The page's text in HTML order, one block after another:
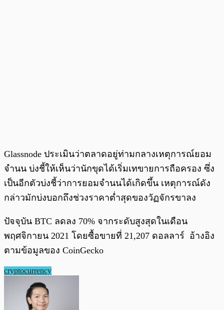
Glassnode ประเมินว่าตลาดอยู่ท่ามกลางเหตุการณ์ยอม
จำนน บ่งชี้ให้เห็นว่านักขุดได้เริ่มเทขายการถือครอง ซึ่ง
เป็นอีกตัวบ่งชี้ว่าการยอมจำนนได้เกิดขึ้น เหตุการณ์ดัง
กล่าวมักบ่งบอกถึงช่วงราคาต่ำสุดของวัฏจักรขาลง
ปัจจุบัน BTC ลดลง 70% จากระดับสูงสุดในเดือน
พฤศจิกายน 2021 โดยซื้อขายที่ 21,207 ดอลลาร์ อ้างอิง
ตามข้อมูลของ CoinGecko
cryptocurrency